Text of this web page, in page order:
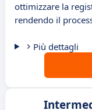
ottimizzare la
rendendo il
Più dettagli